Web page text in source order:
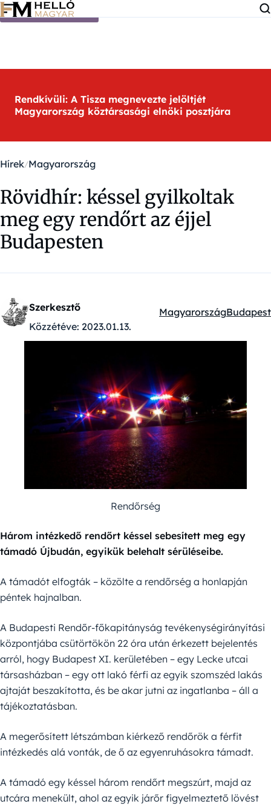
Ugrás a tartalomra
Rendkívüli: A Tisza megnevezte jelöltjét
Magyarország köztársasági elnöki posztjára
Hírek Magyarország
Rövidhír: késsel gyilkoltak
meg egy rendőrt az éjjel
Budapesten
Szerkesztő
Közzétéve: 2023.01.13.
Kategóriák:
MagyarországBudapest
Rendőrség
Három intézkedő rendőrt késsel sebesített meg egy
támadó Újbudán, egyikük belehalt sérüléseibe.
A támadót elfogták – közölte a rendőrség a honlapján
péntek hajnalban.
A Budapesti Rendőr-főkapitányság tevékenységirányítási
központjába csütörtökön 22 óra után érkezett bejelentés
arról, hogy Budapest XI. kerületében – egy Lecke utcai
társasházban – egy ott lakó férfi az egyik szomszéd lakás
ajtaját beszakította, és be akar jutni az ingatlanba – áll a
tájékoztatásban.
A megerősített létszámban kiérkező rendőrök a férfit
intézkedés alá vonták, de ő az egyenruhásokra támadt.
A támadó egy késsel három rendőrt megszúrt, majd az
utcára menekült, ahol az egyik járőr figyelmeztető lövést